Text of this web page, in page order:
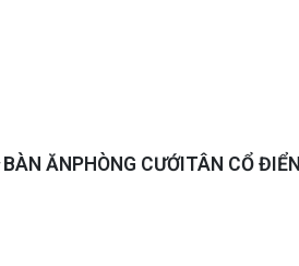
BÀN ĂN PHÒNG CƯỚI TÂN CỔ ĐIỂN